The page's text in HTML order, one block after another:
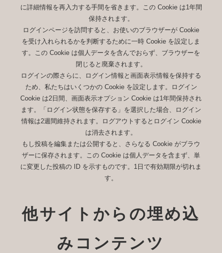
に詳細情報を再入力する手間を省きます。この Cookie は1年間
保持されます。
ログインページを訪問すると、お使いのブラウザーが Cookie
を受け入れられるかを判断するために一時 Cookie を設定しま
す。この Cookie は個人データを含んでおらず、ブラウザーを
閉じると廃棄されます。
ログインの際さらに、ログイン情報と画面表示情報を保持する
ため、私たちはいくつかの Cookie を設定します。ログイン
Cookie は2日間、画面表示オプション Cookie は1年間保持され
ます。「ログイン状態を保存する」を選択した場合、ログイン
情報は2週間維持されます。ログアウトするとログイン Cookie
は消去されます。
もし投稿を編集または公開すると、さらなる Cookie がブラウ
ザーに保存されます。この Cookie は個人データを含まず、単
に変更した投稿の ID を示すものです。1日で有効期限が切れま
す。
他サイトからの埋め込
みコンテンツ